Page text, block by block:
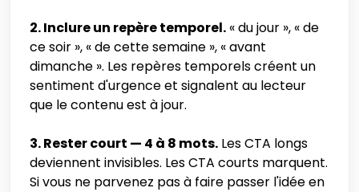
2. Inclure un repère temporel. « du jour », « de
ce soir », « de cette semaine », « avant
dimanche ». Les repères temporels créent un
sentiment d'urgence et signalent au lecteur
que le contenu est à jour.
3. Rester court — 4 à 8 mots. Les CTA longs
deviennent invisibles. Les CTA courts marquent.
Si vous ne parvenez pas à faire passer l'idée en